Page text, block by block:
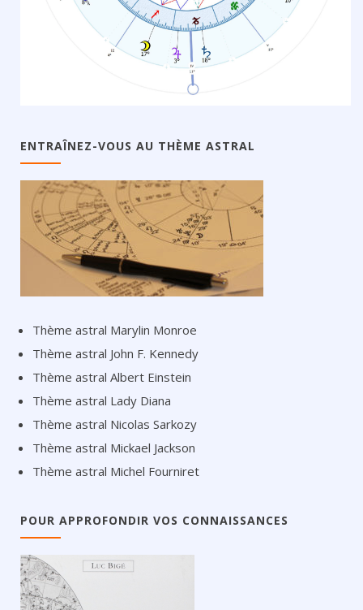
ENTRAÎNEZ-VOUS AU THÈME ASTRAL
Thème astral Marylin Monroe
Thème astral John F. Kennedy
Thème astral Albert Einstein
Thème astral Lady Diana
Thème astral Nicolas Sarkozy
Thème astral Mickael Jackson
Thème astral Michel Fourniret
POUR APPROFONDIR VOS CONNAISSANCES